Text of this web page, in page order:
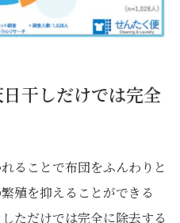
干しだけでは完全
ることで布団をふんわりと
殖を抑えることができる
ただけでは完全に除去する